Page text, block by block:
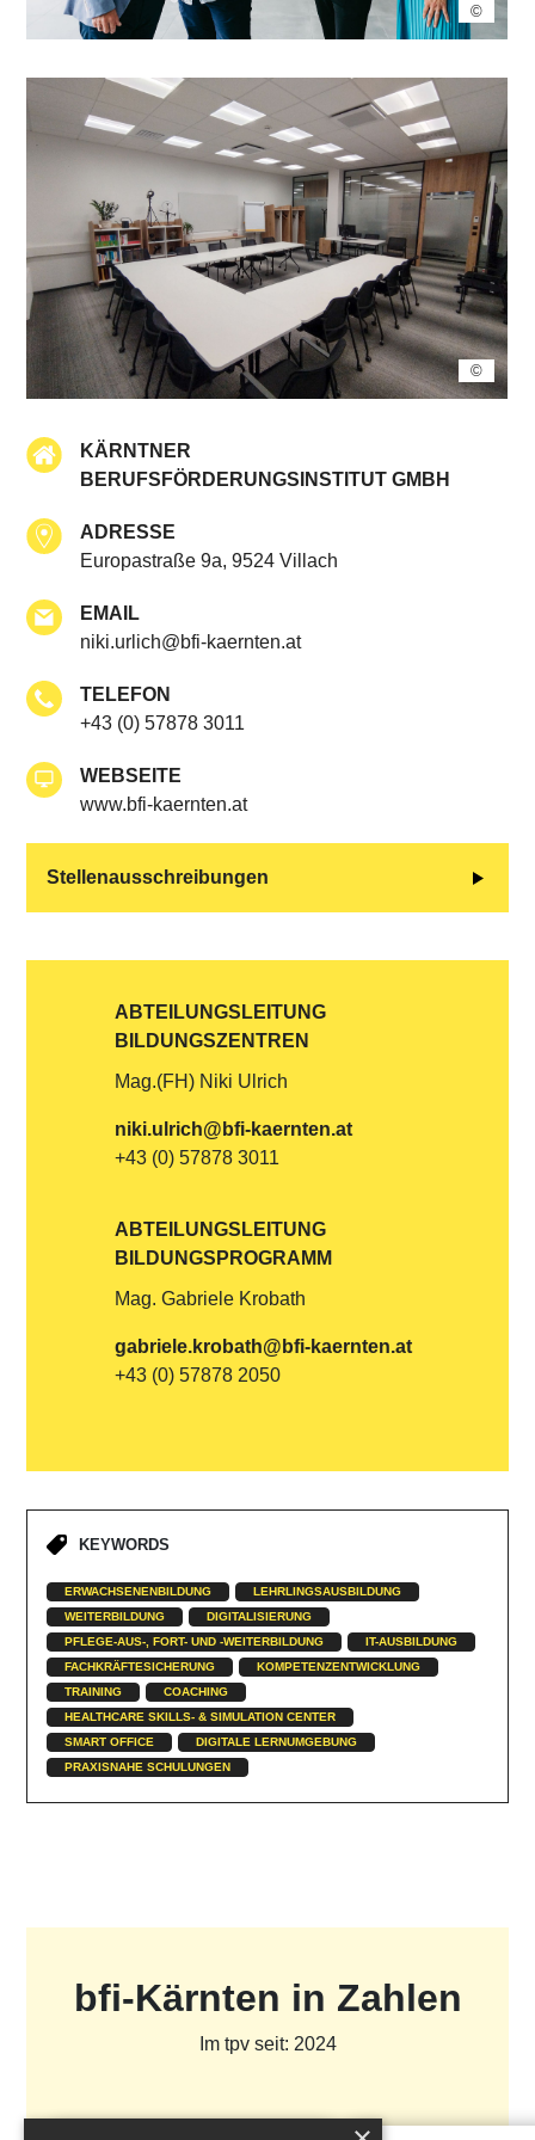
©
©
KÄRNTNER
BERUFSFÖRDERUNGSINSTITUT GMBH
ADRESSE
Europastraße 9a, 9524 Villach
EMAIL
niki.urlich@bfi-kaernten.at
TELEFON
+43 (0) 57878 3011
WEBSEITE
www.bfi-kaernten.at
Stellenausschreibungen
ABTEILUNGSLEITUNG
BILDUNGSZENTREN
Mag.(FH) Niki Ulrich
niki.ulrich@bfi-kaernten.at
+43 (0) 57878 3011
ABTEILUNGSLEITUNG
BILDUNGSPROGRAMM
Mag. Gabriele Krobath
gabriele.krobath@bfi-kaernten.at
+43 (0) 57878 2050
KEYWORDS
ERWACHSENENBILDUNG
LEHRLINGSAUSBILDUNG
WEITERBILDUNG
DIGITALISIERUNG
PFLEGE-AUS-, FORT- UND -WEITERBILDUNG
IT-AUSBILDUNG
FACHKRÄFTESICHERUNG
KOMPETENZENTWICKLUNG
TRAINING
COACHING
HEALTHCARE SKILLS- & SIMULATION CENTER
SMART OFFICE
DIGITALE LERNUMGEBUNG
PRAXISNAHE SCHULUNGEN
bfi-Kärnten in Zahlen
Im tpv seit: 2024